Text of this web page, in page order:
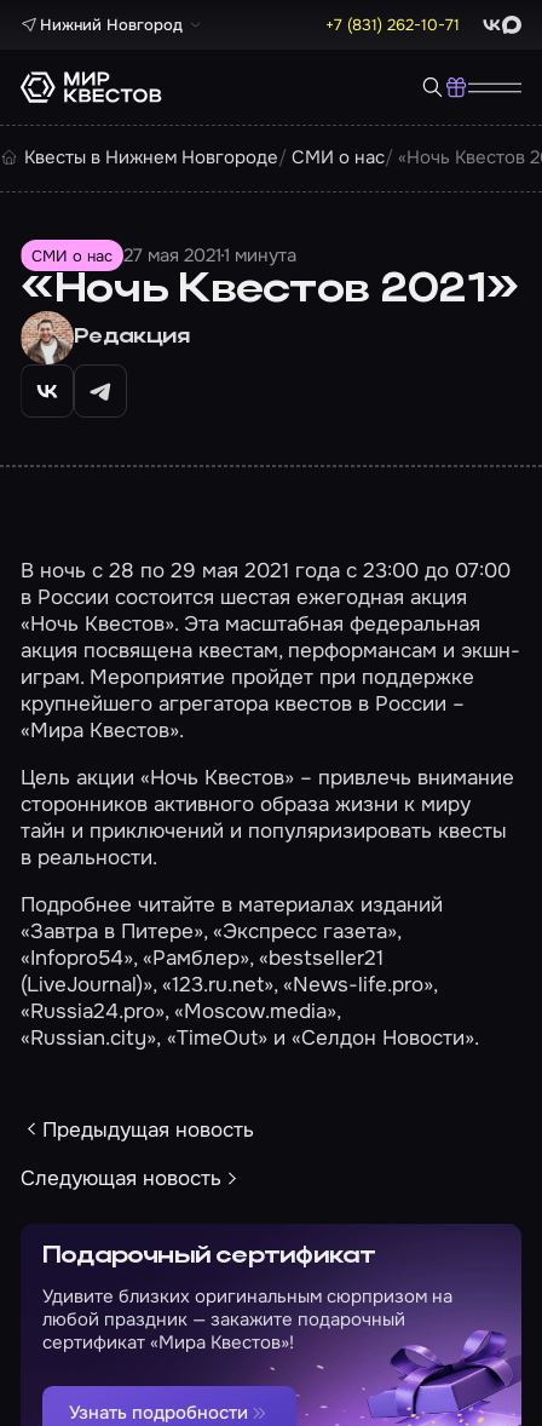
Нижний Новгород +7 (831) 262-10-71 Max
Квесты в Нижнем Новгороде СМИ о нас «Ночь Квестов
СМИ о нас 27 мая 20211 минута
«Ночь Квестов 2021»
Редакция
В ночь с 28 по 29 мая 2021 года с 23:00 до 07:00
в России состоится шестая ежегодная акция
«Ночь Квестов». Эта масштабная федеральная
акция посвящена квестам, перформансам и экшн-
играм. Мероприятие пройдет при поддержке
крупнейшего агрегатора квестов в России –
«Мира Квестов».
Цель акции «Ночь Квестов» – привлечь внимание
сторонников активного образа жизни к миру
тайн и приключений и популяризировать квесты
в реальности.
Подробнее читайте в материалах изданий
«Завтра в Питере»,«Экспресс газета»,
«Infopro54»,«Рамблер»,«bestseller21
(LiveJournal)»,«123.ru.net»,«News-life.pro»,
«Russia24.pro»,«Moscow.media»,
«Russian.city»,«TimeOut» и«Селдон Новости».
Предыдущая новость
Следующая новость
Подарочный сертификат
Удивите близких оригинальным сюрпризом на
любой праздник — закажите подарочный
сертификат «Мира Квестов»!
Узнать подробности